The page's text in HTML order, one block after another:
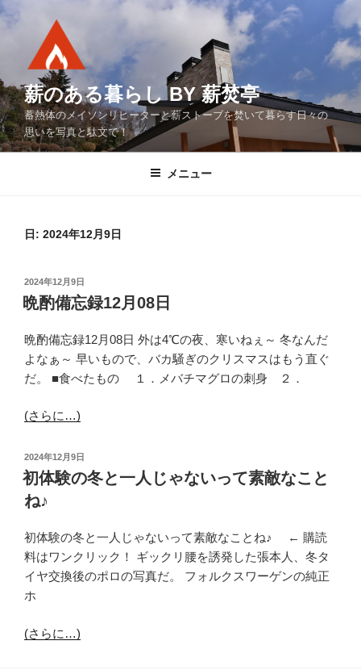
コ
ン
ツ
へ
ス
キ
薪のある暮らし BY 薪焚亭
蓄熱体のメイソンリヒーターと薪ストーブを焚いて暮らす日々の
思いを写真と駄文で！
メニュー
日: 2024年12月9日
投
稿
日:
2024年12月9日
晩酌備忘録12月08日
晩酌備忘録12月08日 外は4℃の夜、寒いねぇ～ 冬なんだ
よなぁ～ 早いもので、バカ騒ぎのクリスマスはもう直ぐ
だ。 ■食べたもの １．メバチマグロの刺身 ２．
(さらに…)
投
稿
日:
2024年12月9日
初体験の冬と一人じゃないって素敵なこと
ね♪
初体験の冬と一人じゃないって素敵なことね♪ ← 購読
料はワンクリック！ ギックリ腰を誘発した張本人、冬タ
イヤ交換後のポロの写真だ。 フォルクスワーゲンの純正
ホ
(さらに…)